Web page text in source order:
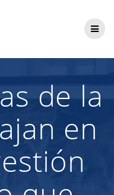
de la
en